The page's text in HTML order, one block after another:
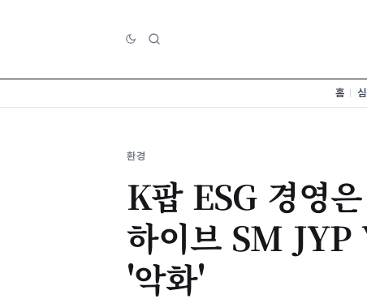
홈
환경
K팝 ESG 경영
하이브 SM JYP
'악화'